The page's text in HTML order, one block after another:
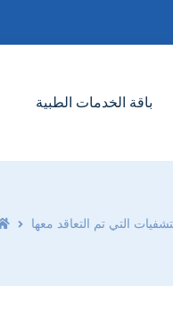
باقة الخدمات الطبية
التي تم التعاقد معها